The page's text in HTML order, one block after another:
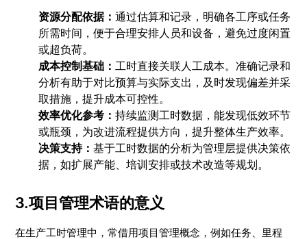
资源分配依据：通过估算和记录，明确各工序或任务
所需时间，便于合理安排人员和设备，避免过度闲置
或超负荷。
成本控制基础：工时直接关联人工成本。准确记录和
分析有助于对比预算与实际支出，及时发现偏差并采
取措施，提升成本可控性。
效率优化参考：持续监测工时数据，能发现低效环节
或瓶颈，为改进流程提供方向，提升整体生产效率。
决策支持：基于工时数据的分析为管理层提供决策依
据，如扩展产能、培训安排或技术改造等规划。
3.项目管理术语的意义
在生产工时管理中，常借用项目管理概念，例如任务、里程